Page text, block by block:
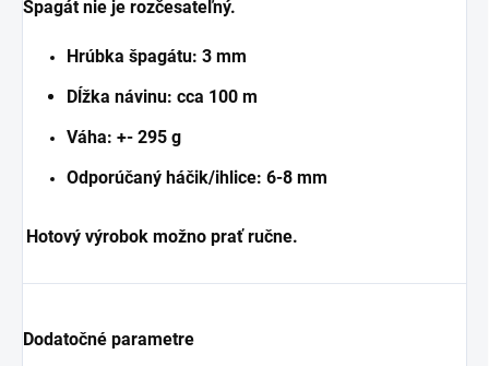
Špagát nie je rozčesateľný.
Hrúbka špagátu: 3 mm
Dĺžka návinu: cca 100 m
Váha: +- 295 g
Odporúčaný háčik/ihlice: 6-8 mm
Hotový výrobok možno prať ručne.
Dodatočné parametre